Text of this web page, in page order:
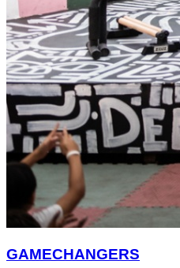
GAMECHANGERS